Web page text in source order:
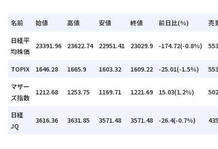
名前 始値 高値 安値 終値 前日比(%)
売
日経平
均株価
23391.96 23622.74 22951.41 23029.9 -174.72(-0.8%)
TOPIX 1646.28 1665.9 1603.32 1609.22 -25.01(-1.5%)
マザー
ズ指数
1212.68 1253.75 1169.71 1221.69 15.03(1.2%)
日経
JQ
3616.36 3631.85 3571.48 3571.48 -26.4(-0.7%)